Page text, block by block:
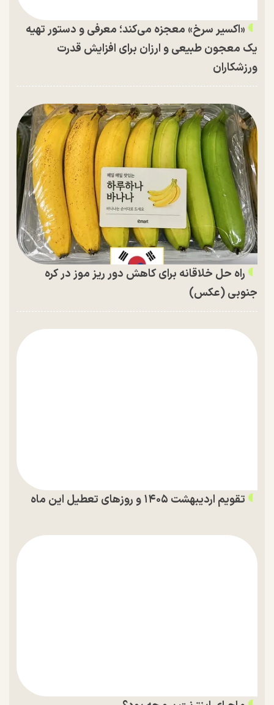
«اکسیر سرخ» معجزه می‌کند؛ معرفی و دستور تهیه
یک معجون طبیعی و ارزان برای افزایش قدرت
ورزشکاران
راه حل خلاقانه برای کاهش دور ریز موز در کره
جنوبی (عکس)
تقویم اردیبهشت ۱۴۰۵ و روز‌های تعطیل این ماه